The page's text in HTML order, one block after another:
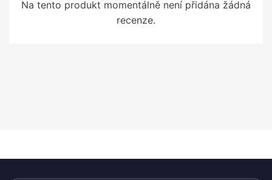
Na tento produkt momentálně není přidána žádná
recenze.